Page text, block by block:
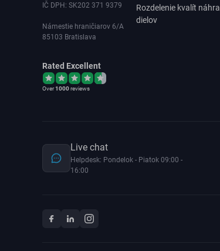
IČ DPH: SK202 371 9379
Námestie hraničiarov 6/A
85103 Bratislava
Rated Excellent
Over1000reviews
Rozdelenie kvalít
dielov
Live chat
Helpdesk: Pondelok - Piatok 09:00 -
16:00